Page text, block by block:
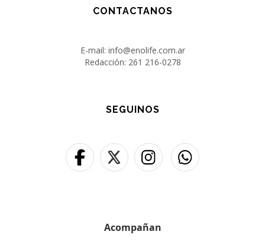
CONTACTANOS
E-mail: info@enolife.com.ar
Redacción: 261 216-0278
SEGUINOS
Acompañan